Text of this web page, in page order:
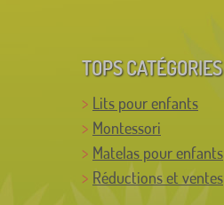
TOPS CATÉGORIES
Lits pour enfants
Montessori
Matelas pour enfants
Réductions et ventes